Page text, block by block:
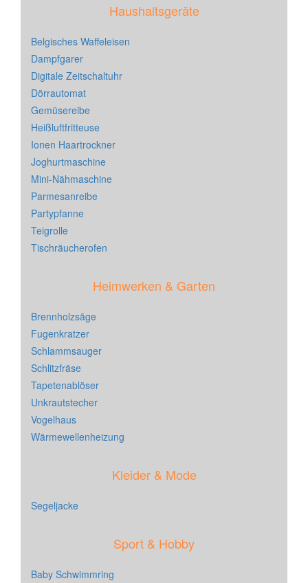
Haushaltsgeräte
Belgisches Waffeleisen
Dampfgarer
Digitale Zeitschaltuhr
Dörrautomat
Gemüsereibe
Heißluftfritteuse
Ionen Haartrockner
Joghurtmaschine
Mini-Nähmaschine
Parmesanreibe
Partypfanne
Teigrolle
Tischräucherofen
Heimwerken & Garten
Brennholzsäge
Fugenkratzer
Schlammsauger
Schlitzfräse
Tapetenablöser
Unkrautstecher
Vogelhaus
Wärmewellenheizung
Kleider & Mode
Segeljacke
Sport & Hobby
Baby Schwimmring